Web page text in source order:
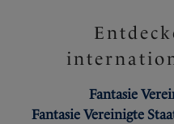
Fantasie
Fantasie Vereinigte